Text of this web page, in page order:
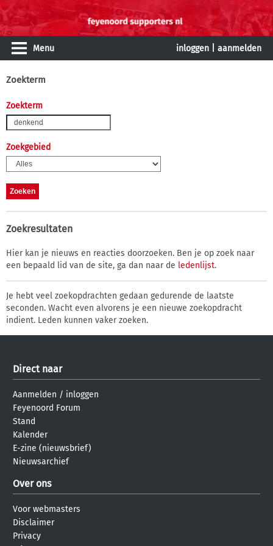
Menu inloggen aanmelden
Zoekterm
Zoekterm
Zoekgebied
Zoekresultaten
Hier kan je nieuws en reacties doorzoeken. Ben je op zoek naar
een bepaald lid van de site, ga dan naar de ledenlijst.
Je hebt veel zoekopdrachten gedaan gedurende de laatste
seconden. Wacht even alvorens je een nieuwe zoekopdracht
indient. Leden kunnen vaker zoeken.
Direct naar
Aanmelden / inloggen
Feyenoord Forum
Stand
Kalender
E-zine (nieuwsbrief)
Nieuwsarchief
Over ons
Voor webmasters
Disclaimer
Privacy